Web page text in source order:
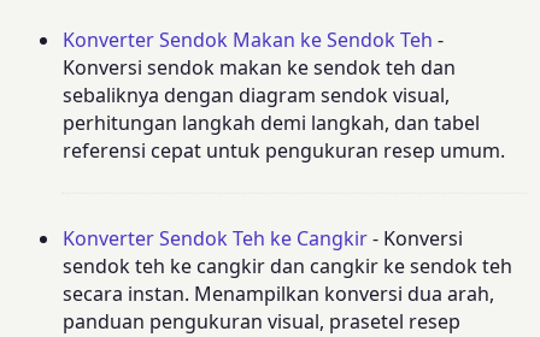
Konverter Sendok Makan ke Sendok Teh -
Konversi sendok makan ke sendok teh dan
sebaliknya dengan diagram sendok visual,
perhitungan langkah demi langkah, dan tabel
referensi cepat untuk pengukuran resep umum.
Konverter Sendok Teh ke Cangkir- Konversi
sendok teh ke cangkir dan cangkir ke sendok teh
secara instan. Menampilkan konversi dua arah,
panduan pengukuran visual, prasetel resep